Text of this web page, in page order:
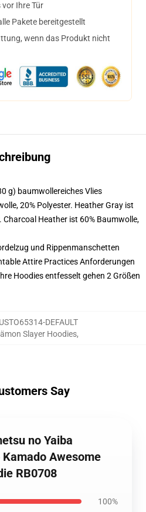
Ihre Tür
Pakete bereitgestellt
wenn das Produkt nicht
g) baumwollereiches Vlies
20% Polyester. Heather Gray ist
Charcoal Heather ist 60% Baumwolle,
und Rippenmanschetten
Attire Practices Anforderungen
Hoodies entfesselt gehen 2 Größen
DEFAULT
Slayer Hoodies,
Say
no Yaiba
Awesome
RB0708
100%